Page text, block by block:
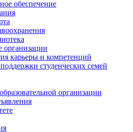
обеспечение
организации
карьеры и компетенций
студенческих семей
организации